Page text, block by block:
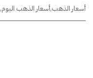
أسعار الذهب,أسعار الذهب اليوم,